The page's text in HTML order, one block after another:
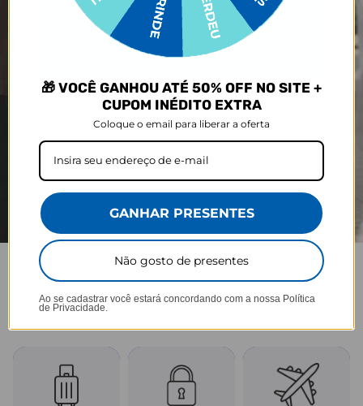
JOY PRO
🎁 VOCÊ GANHOU ATÉ 50% OFF NO SITE +
CUPOM INÉDITO EXTRA
Coloque o email para liberar a oferta
GANHAR PRESENTES
Não gosto de presentes
Ao se cadastrar você estará concordando com a nossa Política
de Privacidade.